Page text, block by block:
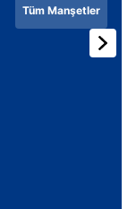
Tüm Manşetler